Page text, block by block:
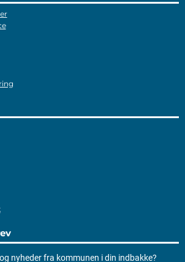
nyheder fra kommunen i din indbakke?